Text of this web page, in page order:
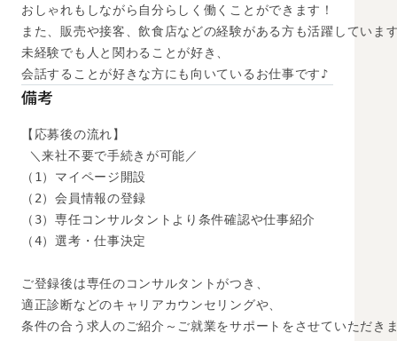
おしゃれもしながら自分らしく働くことができます！
また、販売や接客、飲食店などの経験がある方も活躍していま
未経験でも人と関わることが好き、
会話することが好きな方にも向いているお仕事です♪
備考
【応募後の流れ】
＼来社不要で手続きが可能／
（1）マイページ開設
（2）会員情報の登録
（3）専任コンサルタントより条件確認や仕事紹介
（4）選考・仕事決定
ご登録後は専任のコンサルタントがつき、
適正診断などのキャリアカウンセリングや、
条件の合う求人のご紹介～ご就業をサポートをさせていただき